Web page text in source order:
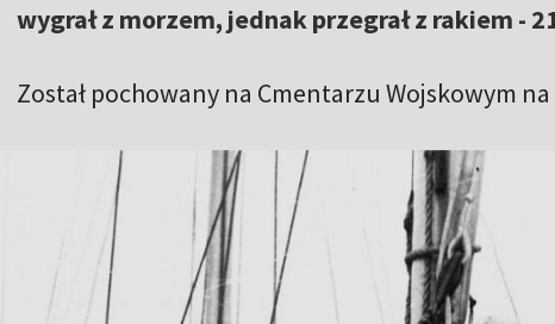
wygrał z morzem, jednak przegrał z rakiem -
Został pochowany na Cmentarzu Wojskowym